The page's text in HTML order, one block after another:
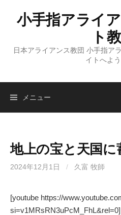
ス
小手指アライ
ト
日本アライアンス教団 小手指ア
イトへよう
メニュー
地上の宝と天国
2024年12月1日 / 久富 牧師
[youtube https://
si=v1MRsRN3uPcM_FhL&rel=0]